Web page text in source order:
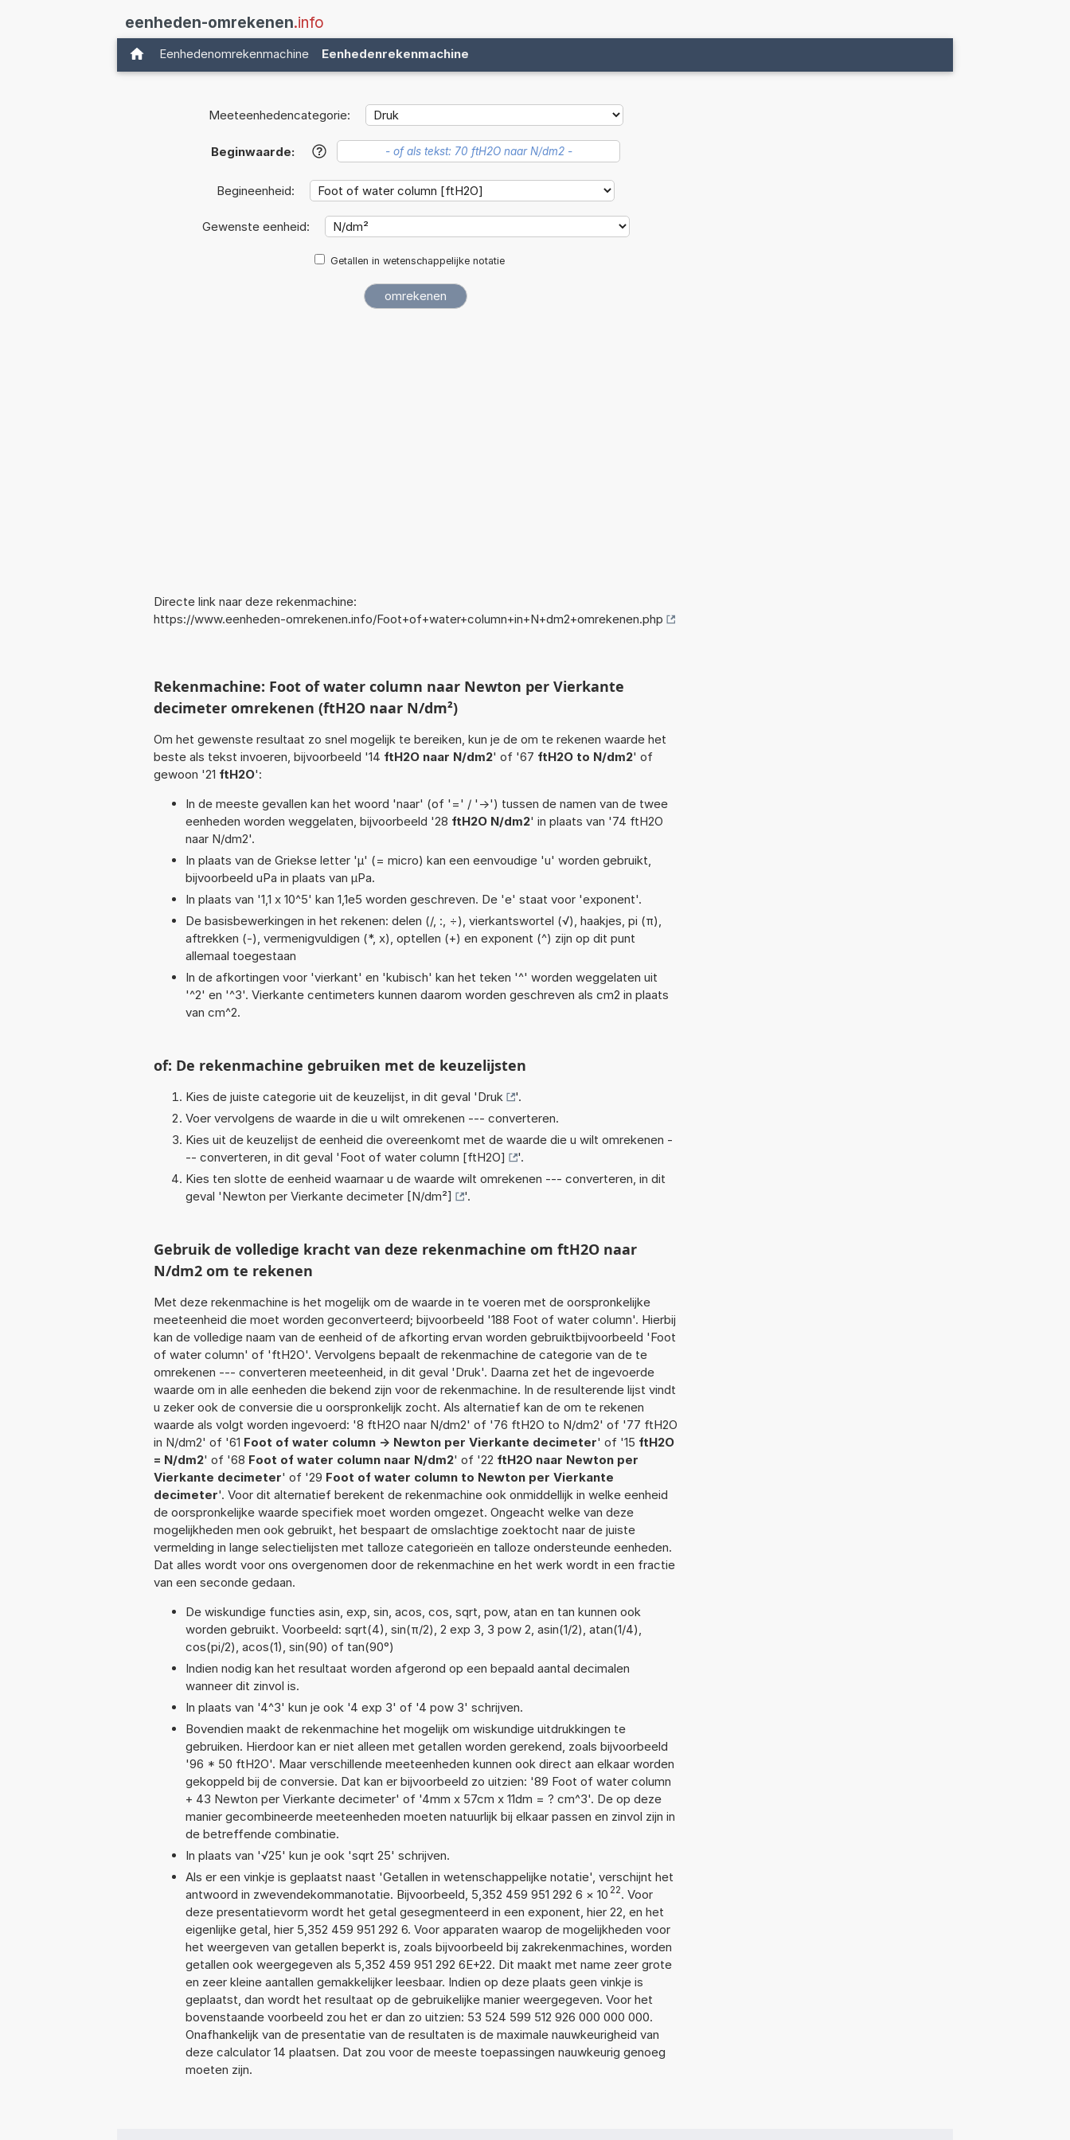
eenheden-omrekenen.info
Eenhedenomrekenmachine Eenhedenrekenmachine
Meeteenhedencategorie:
Beginwaarde: ?
Begineenheid:
Gewenste eenheid:
Getallen in wetenschappelijke notatie
Directe link naar deze rekenmachine:
https://www.eenheden-omrekenen.info/Foot+of+water+column+in+N+dm2+omrekenen.php
Rekenmachine: Foot of water column naar Newton per Vierkante
decimeter omrekenen (ftH2O naar N/dm²)
Om het gewenste resultaat zo snel mogelijk te bereiken, kun je de om te rekenen waarde het
beste als tekst invoeren, bijvoorbeeld '14 ftH2O naar N/dm2' of '67 ftH2O to N/dm2' of
gewoon '21 ftH2O':
In de meeste gevallen kan het woord 'naar' (of '=' / '->') tussen de namen van de twee
eenheden worden weggelaten, bijvoorbeeld '28 ftH2O N/dm2' in plaats van '74 ftH2O
naar N/dm2'.
In plaats van de Griekse letter 'µ' (= micro) kan een eenvoudige 'u' worden gebruikt,
bijvoorbeeld uPa in plaats van µPa.
In plaats van '1,1 x 10^5' kan 1,1e5 worden geschreven. De 'e' staat voor 'exponent'.
De basisbewerkingen in het rekenen: delen (/, :, ÷), vierkantswortel (√), haakjes, pi (π),
aftrekken (-), vermenigvuldigen (*, x), optellen (+) en exponent (^) zijn op dit punt
allemaal toegestaan
In de afkortingen voor 'vierkant' en 'kubisch' kan het teken '^' worden weggelaten uit
'^2' en '^3'. Vierkante centimeters kunnen daarom worden geschreven als cm2 in plaats
van cm^2.
of: De rekenmachine gebruiken met de keuzelijsten
Kies de juiste categorie uit de keuzelijst, in dit geval 'Druk
'.
Voer vervolgens de waarde in die u wilt omrekenen --- converteren.
Kies uit de keuzelijst de eenheid die overeenkomt met de waarde die u wilt omrekenen -
-- converteren, in dit geval 'Foot of water column [ftH2O]
'.
Kies ten slotte de eenheid waarnaar u de waarde wilt omrekenen --- converteren, in dit
geval 'Newton per Vierkante decimeter [N/dm²] '.
Gebruik de volledige kracht van deze rekenmachine om ftH2O naar
N/dm2 om te rekenen
Met deze rekenmachine is het mogelijk om de waarde in te voeren met de oorspronkelijke
meeteenheid die moet worden geconverteerd; bijvoorbeeld '188 Foot of water column'. Hierbij
kan de volledige naam van de eenheid of de afkorting ervan worden gebruiktbijvoorbeeld 'Foot
of water column' of 'ftH2O'. Vervolgens bepaalt de rekenmachine de categorie van de te
omrekenen --- converteren meeteenheid, in dit geval 'Druk'. Daarna zet het de ingevoerde
waarde om in alle eenheden die bekend zijn voor de rekenmachine. In de resulterende lijst vindt
u zeker ook de conversie die u oorspronkelijk zocht. Als alternatief kan de om te rekenen
waarde als volgt worden ingevoerd: '8 ftH2O naar N/dm2' of '76 ftH2O to N/dm2' of '77 ftH2O
in N/dm2' of '61 Foot of water column -> Newton per Vierkante decimeter' of '15 ftH2O
= N/dm2' of '68 Foot of water column naar N/dm2' of '22 ftH2O naar Newton per
Vierkante decimeter' of '29 Foot of water column to Newton per Vierkante
decimeter'. Voor dit alternatief berekent de rekenmachine ook onmiddellijk in welke eenheid
de oorspronkelijke waarde specifiek moet worden omgezet. Ongeacht welke van deze
mogelijkheden men ook gebruikt, het bespaart de omslachtige zoektocht naar de juiste
vermelding in lange selectielijsten met talloze categorieën en talloze ondersteunde eenheden.
Dat alles wordt voor ons overgenomen door de rekenmachine en het werk wordt in een fractie
van een seconde gedaan.
De wiskundige functies asin, exp, sin, acos, cos, sqrt, pow, atan en tan kunnen ook
worden gebruikt. Voorbeeld: sqrt(4), sin(π/2), 2 exp 3, 3 pow 2, asin(1/2), atan(1/4),
cos(pi/2), acos(1), sin(90) of tan(90°)
Indien nodig kan het resultaat worden afgerond op een bepaald aantal decimalen
wanneer dit zinvol is.
In plaats van '4^3' kun je ook '4 exp 3' of '4 pow 3' schrijven.
Bovendien maakt de rekenmachine het mogelijk om wiskundige uitdrukkingen te
gebruiken. Hierdoor kan er niet alleen met getallen worden gerekend, zoals bijvoorbeeld
'96 * 50 ftH2O'. Maar verschillende meeteenheden kunnen ook direct aan elkaar worden
gekoppeld bij de conversie. Dat kan er bijvoorbeeld zo uitzien: '89 Foot of water column
+ 43 Newton per Vierkante decimeter' of '4mm x 57cm x 11dm = ? cm^3'. De op deze
manier gecombineerde meeteenheden moeten natuurlijk bij elkaar passen en zinvol zijn in
de betreffende combinatie.
In plaats van '√25' kun je ook 'sqrt 25' schrijven.
Als er een vinkje is geplaatst naast 'Getallen in wetenschappelijke notatie', verschijnt het
antwoord in zwevendekommanotatie. Bijvoorbeeld, 5,352 459 951 292 6 × 10 22. Voor
deze presentatievorm wordt het getal gesegmenteerd in een exponent, hier 22, en het
eigenlijke getal, hier 5,352 459 951 292 6. Voor apparaten waarop de mogelijkheden voor
het weergeven van getallen beperkt is, zoals bijvoorbeeld bij zakrekenmachines, worden
getallen ook weergegeven als 5,352 459 951 292 6E+22. Dit maakt met name zeer grote
en zeer kleine aantallen gemakkelijker leesbaar. Indien op deze plaats geen vinkje is
geplaatst, dan wordt het resultaat op de gebruikelijke manier weergegeven. Voor het
bovenstaande voorbeeld zou het er dan zo uitzien: 53 524 599 512 926 000 000 000.
Onafhankelijk van de presentatie van de resultaten is de maximale nauwkeurigheid van
deze calculator 14 plaatsen. Dat zou voor de meeste toepassingen nauwkeurig genoeg
moeten zijn.